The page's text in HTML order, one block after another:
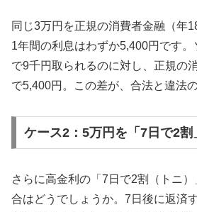
同じ3万円を正規の消費者金融（年
1年間の利息はわずか5,400円です。
で9千円取られるのに対し、正規の
で5,400円。この差が、合法と違法の
ケース2：5万円を「7日で2
さらに高金利の「7日で2割（トニ
合はどうでしょうか。7日後に返済